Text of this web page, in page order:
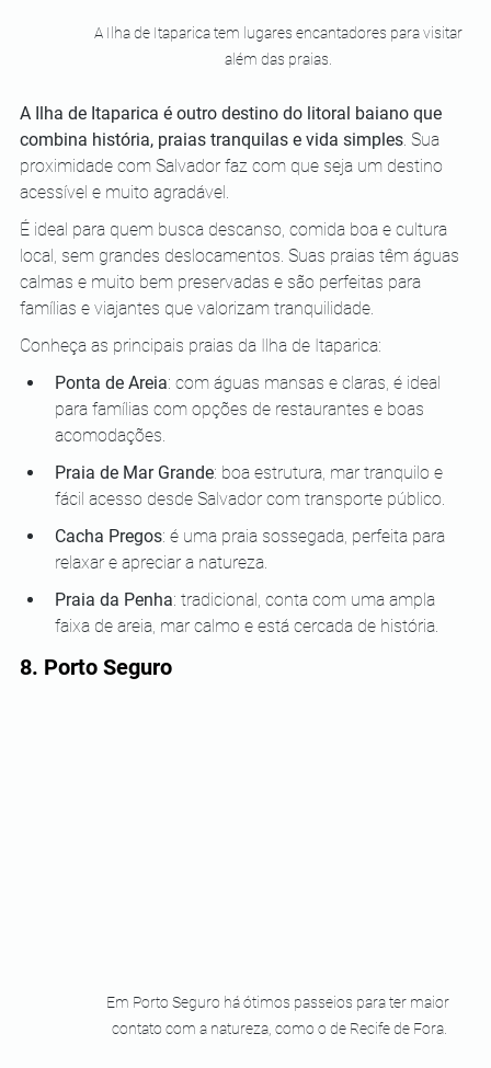
A Ilha de Itaparica tem lugares encantadores para visitar
além das praias.
A Ilha de Itaparica é outro destino do litoral baiano que
combina história, praias tranquilas e vida simples . Sua
proximidade com Salvador faz com que seja um destino
acessível e muito agradável.
É ideal para quem busca descanso, comida boa e cultura
local, sem grandes deslocamentos. Suas praias têm águas
calmas e muito bem preservadas e são perfeitas para
famílias e viajantes que valorizam tranquilidade.
Conheça as principais praias da Ilha de Itaparica:
Ponta de Areia: com águas mansas e claras, é ideal
para famílias com opções de restaurantes e boas
acomodações.
Praia de Mar Grande: boa estrutura, mar tranquilo e
fácil acesso desde Salvador com transporte público.
Cacha Pregos: é uma praia sossegada, perfeita para
relaxar e apreciar a natureza.
Praia da Penha: tradicional, conta com uma ampla
faixa de areia, mar calmo e está cercada de história.
8. Porto Seguro
Em Porto Seguro há ótimos passeios para ter maior
contato com a natureza, como o de Recife de Fora.